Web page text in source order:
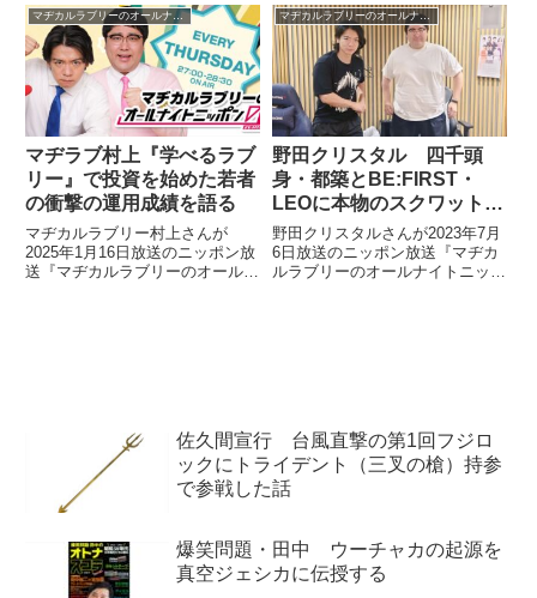
「『ONE PIECE』で海賊王にな
るのは誰か？」を考察。バギー海
賊王説について話していました。
ッチョ芸人たちに叙々苑游玄亭で
焼肉をおごり、支払総額が167万
円に達した件をトーク。そんな中
でマッチョ芸人たちが実はかなり
稼いでおり、特にTikTok関連の収
入が大きいという話をしていまし
た。
マヂカルラブリーのオールナイトニッポン0
マヂラブ村上『学べるラブ
リー』で投資を始めた若者
の衝撃の運用成績を語る
マヂカルラブリー村上さんが
2025年1月16日放送のニッポン放
送『マヂカルラブリーのオールナ
マヂカルラブリーのオールナイトニッポン0
野田クリスタル 四千頭
身・都築とBE:FIRST・
LEOに本物のスクワットを
伝授した話
野田クリスタルさんが2023年7月
6日放送のニッポン放送『マヂカ
ルラブリーのオールナイトニッポ
佐久間宣行 台風直撃の第1回フジロ
ックにトライデント（三叉の槍）持参
で参戦した話
爆笑問題・田中 ウーチャカの起源を
真空ジェシカに伝授する